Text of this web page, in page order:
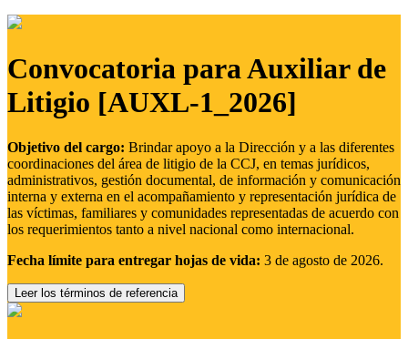
Convocatoria para Auxiliar de
Litigio [AUXL-1_2026]
Objetivo del cargo: Brindar apoyo a la Dirección y a las diferentes
coordinaciones del área de litigio de la CCJ, en temas jurídicos,
administrativos, gestión documental, de información y comunicación
interna y externa en el acompañamiento y representación jurídica de
las víctimas, familiares y comunidades representadas de acuerdo con
los requerimientos tanto a nivel nacional como internacional.
Fecha límite para entregar hojas de vida: 3 de agosto de 2026.
Leer los términos de referencia